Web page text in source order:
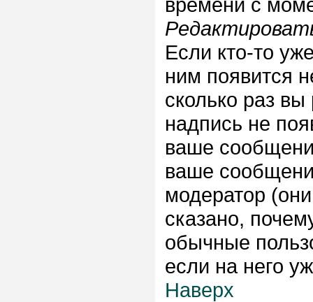
Если кто-то
ним появится
сколько раз
надпись не
ваше
ваше
модератор
сказано,
обычные
если на него
Наверх